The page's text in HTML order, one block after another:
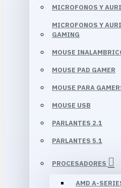
MICROFONOS Y
MICROFONOS Y
GAMING
MOUSE
MOUSE PAD GAMER
MOUSE PARA
MOUSE USB
PARLANTES 2.1
PARLANTES 5.1
PROCESADORES
AMD A-